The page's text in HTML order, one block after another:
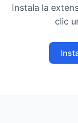
Instala la
clic